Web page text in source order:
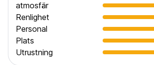
atmosfär
Renlighet
Personal
Plats
Utrustning